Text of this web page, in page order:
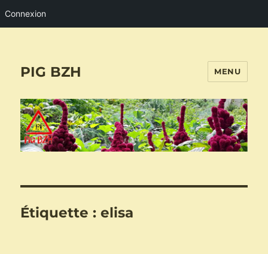
Connexion
PIG BZH MENU
Étiquette :elisa